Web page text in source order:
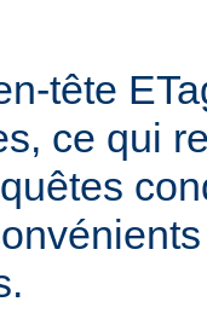
tête
ce qui